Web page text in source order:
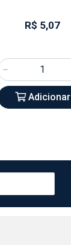
R$ 5,07
Adicionar